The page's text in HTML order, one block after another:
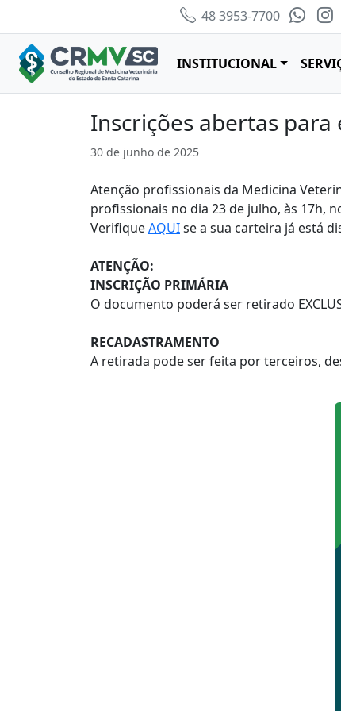
48 3953-7700
INSTITUCIONAL
Inscrições abertas
30 de junho de 2025
Atenção profissionais da Medicina
profissionais no dia 23 de julho, às 17h,
VerifiqueAQUIse a sua carteira já está
ATENÇÃO:
INSCRIÇÃO PRIMÁRIA
O documento poderá ser retirado
RECADASTRAMENTO
A retirada pode ser feita por terceiros,